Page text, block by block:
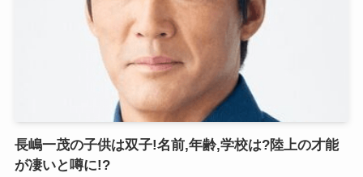
長嶋一茂の子供は双子!名前,年齢,学校は?陸上の才能
が凄いと噂に!?